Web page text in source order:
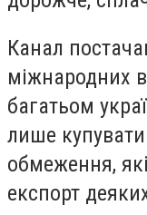
Канал
міжнародних
багатьом
лише
обмеження,
експорт